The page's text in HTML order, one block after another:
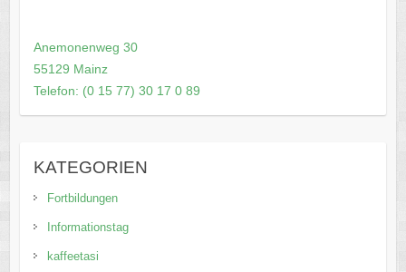
Anemonenweg 30
55129 Mainz
Telefon: (0 15 77) 30 17 0 89
KATEGORIEN
Fortbildungen
Informationstag
kaffeetasi